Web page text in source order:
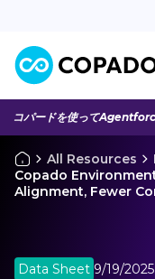
コパードを使って
All Resources
Copado
Alignment, Fewer
Data Sheet 9/19/2025